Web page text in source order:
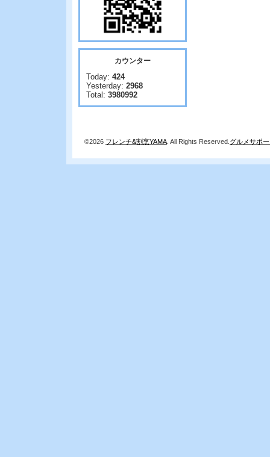
カウンター
Today: 424
Yesterday: 2968
Total: 3980992
©2026 フレンチ&割烹YAMA . All Rights Reserved. グルメサポ